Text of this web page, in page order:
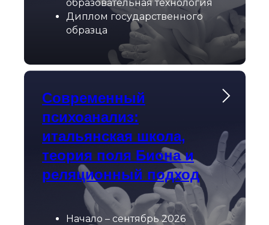
образовательная технология
Диплом государственного
образца
Современный
психоанализ:
итальянская школа,
теория поля Биона и
реляционный подход
Начало – сентябрь 2026